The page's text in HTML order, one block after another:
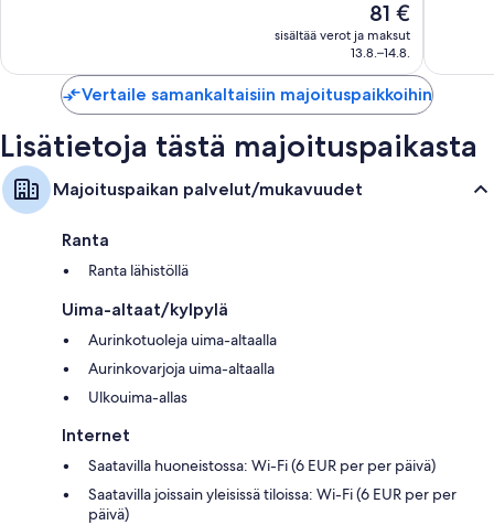
Hinta
81 €
81 €
sisältää verot ja maksut
13.8.–14.8.
204
Vertaile samankaltaisiin majoituspaikkoihin
Lisätietoja tästä majoituspaikasta
Majoituspaikan palvelut/mukavuudet
Ranta
Ranta lähistöllä
Uima-altaat/kylpylä
Aurinkotuoleja uima-altaalla
Aurinkovarjoja uima-altaalla
Ulkouima-allas
Internet
Saatavilla huoneistossa: Wi-Fi (6 EUR per per päivä)
Saatavilla joissain yleisissä tiloissa: Wi-Fi (6 EUR per per
päivä)